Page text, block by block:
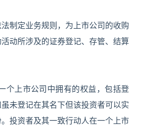
制定业务规则，为上市公司的收购
动所涉及的证券登记、存管、结算
个上市公司中拥有的权益，包括登
未登记在其名下但该投资者可以实
投资者及其一致行动人在一个上市